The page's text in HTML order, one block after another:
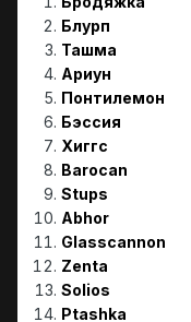
Блурп
Ташма
Ариун
Понтилемон
Бэссия
Хиггс
Barocan
Stups
Abhor
Glasscannon
Zenta
Solios
Ptashka